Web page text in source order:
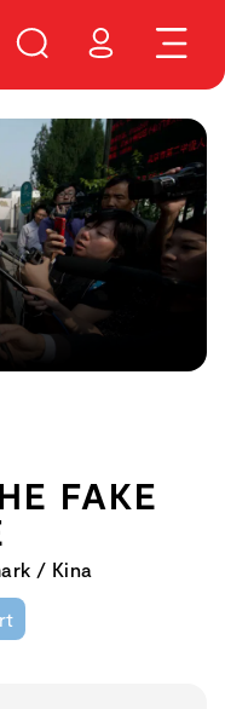
FAKE
/ Kina